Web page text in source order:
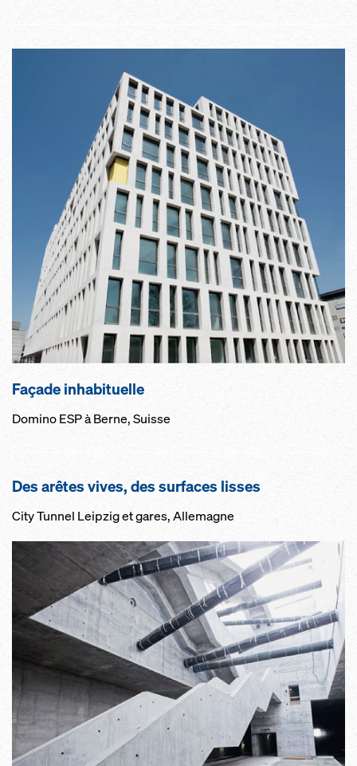
Façade in­ha­bi­tuelle
Domino ESP à Berne, Suisse
Des arêtes vives, des sur­faces lisses
City Tunnel Leipzig et gares, Allemagne